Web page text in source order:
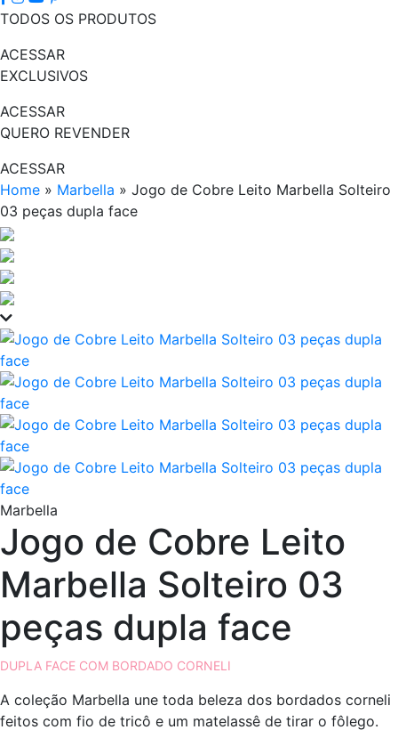
TODOS OS PRODUTOS
ACESSAR
EXCLUSIVOS
ACESSAR
QUERO REVENDER
ACESSAR
Home » Marbella » Jogo de Cobre Leito Marbella Solteiro
03 peças dupla face
Marbella
Jogo de Cobre Leito
Marbella Solteiro 03
peças dupla face
DUPLA FACE COM BORDADO CORNELI
A coleção Marbella une toda beleza dos bordados corneli
feitos com fio de tricô e um matelassê de tirar o fôlego.